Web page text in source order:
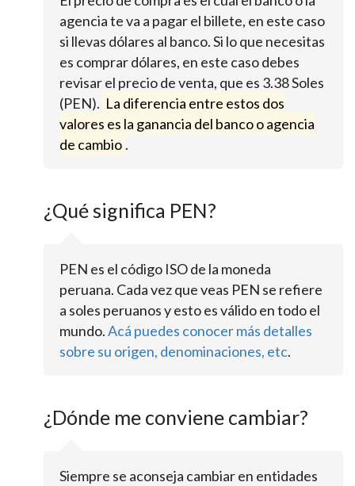
agencia te va a pagar el billete, en este caso
si llevas dólares al banco. Si lo que necesitas
es comprar dólares, en este caso debes
revisar el precio de venta, que es 3.38 Soles
(PEN). La diferencia entre estos dos
valores es la ganancia del banco o agencia
de cambio .
¿Qué significa PEN?
PEN es el código ISO de la moneda
peruana. Cada vez que veas PEN se refiere
a soles peruanos y esto es válido en todo el
mundo.Acá puedes conocer más detalles
sobre su origen, denominaciones, etc.
¿Dónde me conviene cambiar?
Siempre se aconseja cambiar en entidades